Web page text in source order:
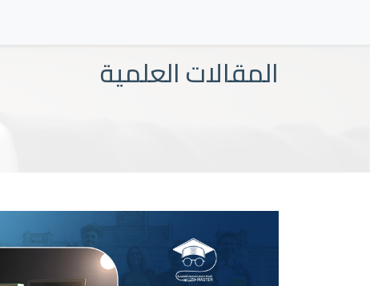
المقالات العلمية